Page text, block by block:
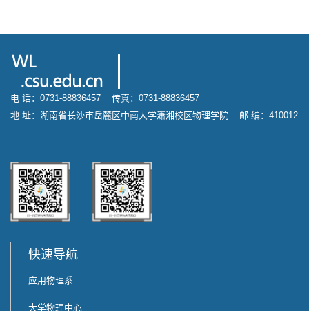
电 话：0731-88836457 传真：0731-88836457
地 址：湖南省长沙市岳麓区中南大学潇湘校区物理学院 邮 编：410012
快速导航
应用物理系
大学物理中心